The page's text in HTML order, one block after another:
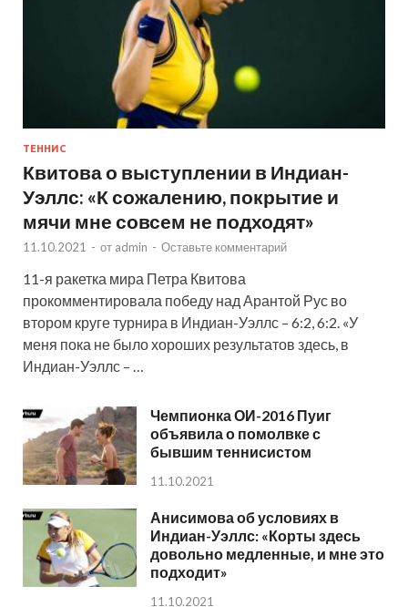
ТЕННИС
Квитова о выступлении в Индиан-
Уэллс: «К сожалению, покрытие и
мячи мне совсем не подходят»
11.10.2021 - от admin - Оставьте комментарий
11-я ракетка мира Петра Квитова
прокомментировала победу над Арантой Рус во
втором круге турнира в Индиан-Уэллс – 6:2, 6:2. «У
меня пока не было хороших результатов здесь, в
Индиан-Уэллс – …
Чемпионка ОИ-2016 Пуиг
объявила о помолвке с
бывшим теннисистом
11.10.2021
Анисимова об условиях в
Индиан-Уэллс: «Корты здесь
довольно медленные, и мне это
подходит»
11.10.2021